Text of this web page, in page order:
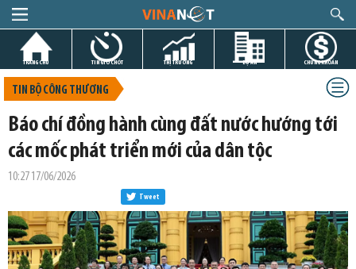
TRANG CHỦ TIN GIỜ CHÓT THỊ TRƯỜNG DỰ ÁN CHỨNG KHOÁN
TIN BỘ CÔNG THƯƠNG
Báo chí đồng hành cùng đất nước hướng tới
các mốc phát triển mới của dân tộc
10:27 17/06/2026
Tweet